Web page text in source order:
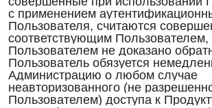
с применением
Пользователя, считаются
соответствующим Пользователем,
Пользователем не доказано
Пользователь обязуется
Администрацию о любом случае
неавторизованного (не
Пользователем) доступа к